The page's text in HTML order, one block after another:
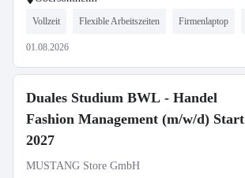
Vollzeit Flexible Arbeitszeiten Firmenlaptop
01.08.2026
Duales Studium BWL - Handel
Fashion Management (m/w/d) Start
2027
MUSTANG Store GmbH